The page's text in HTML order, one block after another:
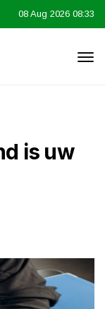
08 Aug 2026 08:33
is uw